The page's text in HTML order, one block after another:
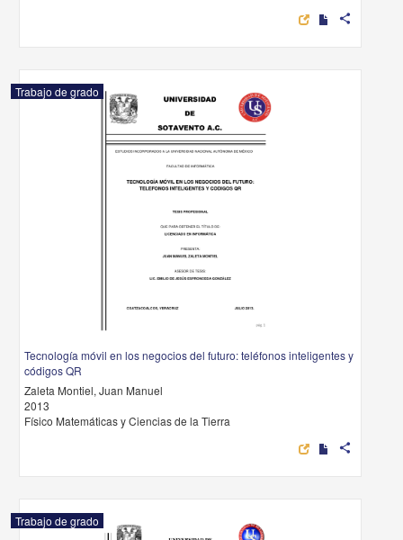
share
Trabajo de grado
Tecnología móvil en los negocios del futuro: teléfonos inteligentes y
códigos QR
Zaleta Montiel, Juan Manuel
2013
Físico Matemáticas y Ciencias de la Tierra
share
Trabajo de grado